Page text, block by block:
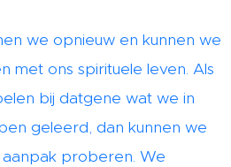
we opnieuw en kunnen we
met ons spirituele leven. Als
bij datgene wat we in
geleerd, dan kunnen we
proberen. We